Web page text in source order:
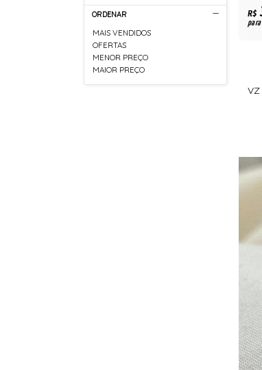
ORDENAR
MAIS VENDIDOS
OFERTAS
MENOR PREÇO
MAIOR PREÇO
R$
VZ